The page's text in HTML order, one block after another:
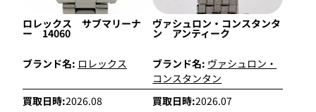
ロレックス サブマリーナ
ー 14060
ブランド名: ロレックス
買取日時:2026.08
ヴァシュロン・コンスタンタ
ン アンティーク
ブランド名: ヴァシュロン・
コンスタンタン
買取日時:2026.07